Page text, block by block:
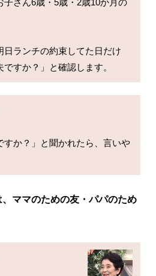
さん6歳・5歳・2歳10か月の
日ランチの約束してた日だけ
すか？」と聞かれたら、言いや
ママのための友・パパのため